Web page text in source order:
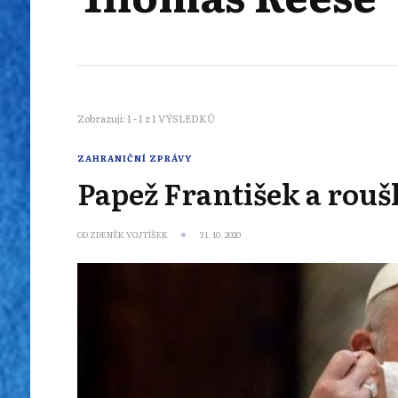
Zobrazuji: 1 - 1 z 1 VÝSLEDKŮ
ZAHRANIČNÍ ZPRÁVY
Papež František a
OD ZDENĚK VOJTÍŠEK 31. 10. 2020